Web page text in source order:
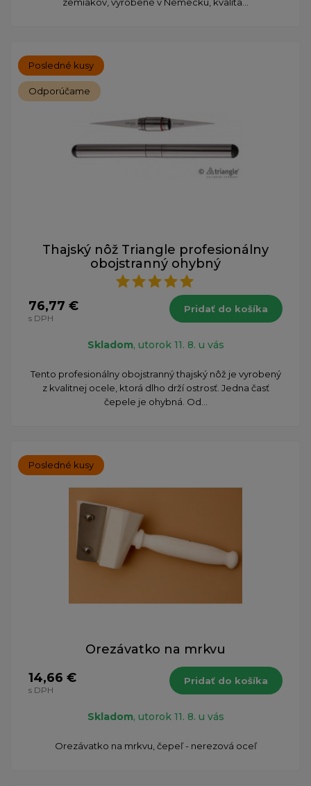
Posledné kusy
Odporúčame
Thajský nôž Triangle profesionálny
obojstranný ohybný
76,77 €
s DPH
Pridať do košíka
Skladom, utorok 11. 8. u vás
Tento profesionálny obojstranný thajský nôž je vyrobený
z kvalitnej ocele, ktorá dlho drží ostrosť. Jedna časť
čepele je ohybná. Od...
Posledné kusy
Orezávatko na mrkvu
14,66 €
s DPH
Pridať do košíka
Skladom, utorok 11. 8. u vás
​Orezávatko na mrkvu, čepeľ - nerezová oceľ